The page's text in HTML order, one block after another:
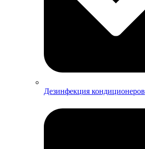
Дезинфекция кондиционеров